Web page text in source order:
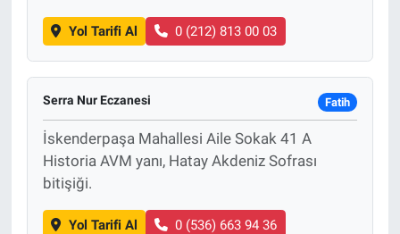
Yol Tarifi Al 0 (212) 813 00 03
Serra Nur Eczanesi Fatih
İskenderpaşa Mahallesi Aile Sokak 41 A
Historia AVM yanı, Hatay Akdeniz Sofrası
bitişiği.
Yol Tarifi Al 0 (536) 663 94 36